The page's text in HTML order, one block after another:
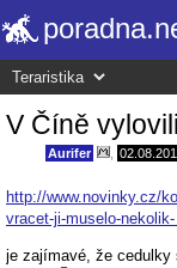
V Číně
Aurifer
http://www.novinky.cz/
vracet-ji-muselo-nekolik-
je zajímavé, že